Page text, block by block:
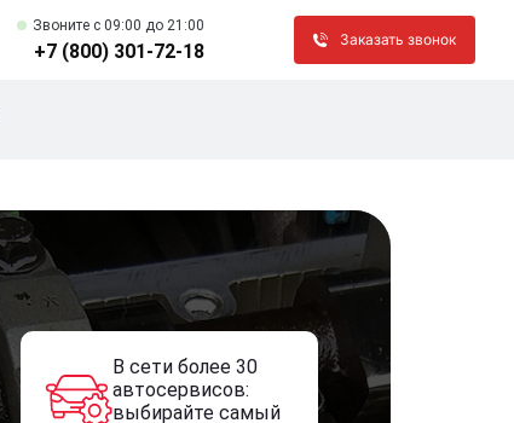
Звоните c 09:00 до 21:00
+7 (800) 301-72-18
Заказать звонок
В сети более 30
автосервисов:
выбирайте самый